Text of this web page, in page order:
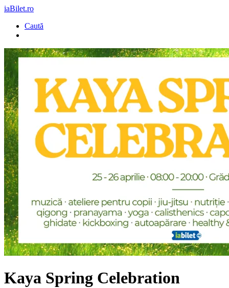
iaBilet.ro
Caută
Kaya Spring Celebration